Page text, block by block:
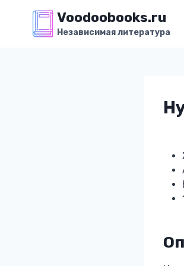
содержимому
Voodoobooks.ru
Независимая литература